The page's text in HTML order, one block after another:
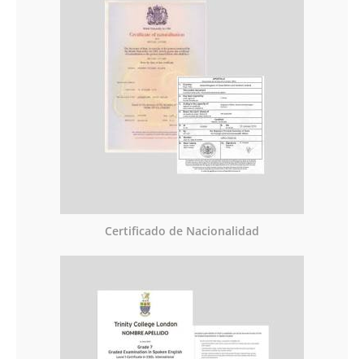
Certificado de Nacionalidad